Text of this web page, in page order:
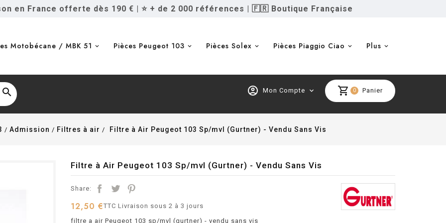
en France offerte dès 190 € | ⭐ + de 2 000 références | 🇫🇷 Boutique Française
Motobécane / MBK 51 Pièces Peugeot 103 Pièces Solex Pièces Piaggio Ciao Plus
 shopping_cart 0 Panier
account_circle Mon Compte expand_more
Admission Filtres à air Filtre à Air Peugeot 103 Sp/mvl (Gurtner) - Vendu Sans Vis
Filtre à Air Peugeot 103 Sp/mvl (Gurtner) - Vendu Sans Vis
Share:
12,50 €TTC Livraison sous 2 à 3 jours
filtre a air Peugeot 103 sp/mvl (gurtner) - vendu sans vis